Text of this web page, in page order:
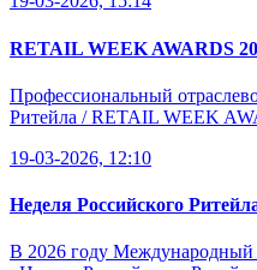
RETAIL WEEK AWARDS
Профессиональный
Ритейла / RETAIL WEEK
19-03-2026, 12:10
Неделя Российского
В 2026 году Международный